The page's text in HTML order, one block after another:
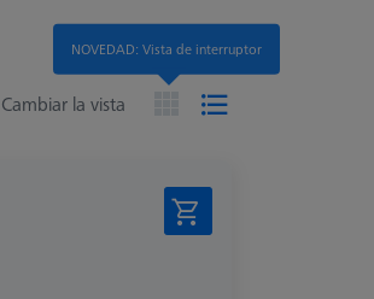
Cambiar la vista
NOVEDAD: Vista de interruptor